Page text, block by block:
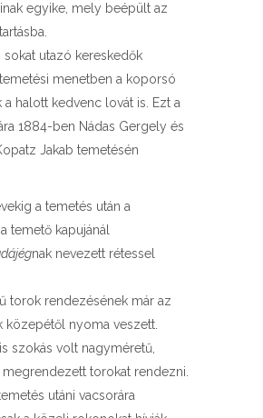
egyike, mely beépült az
utazó kereskedők
menetben a koporsó
a halott kedvenc lovát is. Ezt a
1884-ben Nádas Gergely és
Jakab temetésén
a temetés után a
temető kapujánál
nak nevezett rétessel
torok rendezésének már az
közepétől nyoma veszett.
szokás volt nagyméretű,
torokat rendezni.
utáni vacsorára